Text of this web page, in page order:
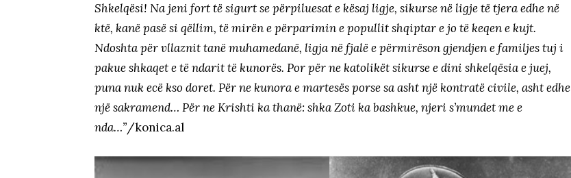
Shkelqësi! Na jeni fort të sigurt se përpiluesat e kësaj ligje, sikurse në ligje të tjera edhe në
ktë, kanë pasë si qëllim, të mirën e përparimin e popullit shqiptar e jo të keqen e kujt.
Ndoshta për vllaznit tanë muhamedanë, ligja në fjalë e përmirëson gjendjen e familjes tuj i
pakue shkaqet e të ndarit të kunorës. Por për ne katolikët sikurse e dini shkelqësia e juej,
puna nuk ecë kso doret. Për ne kunora e martesës porse sa asht një kontratë civile, asht edhe
një sakramend… Për ne Krishti ka thanë: shka Zoti ka bashkue, njeri s’mundet me e
nda…”/konica.al